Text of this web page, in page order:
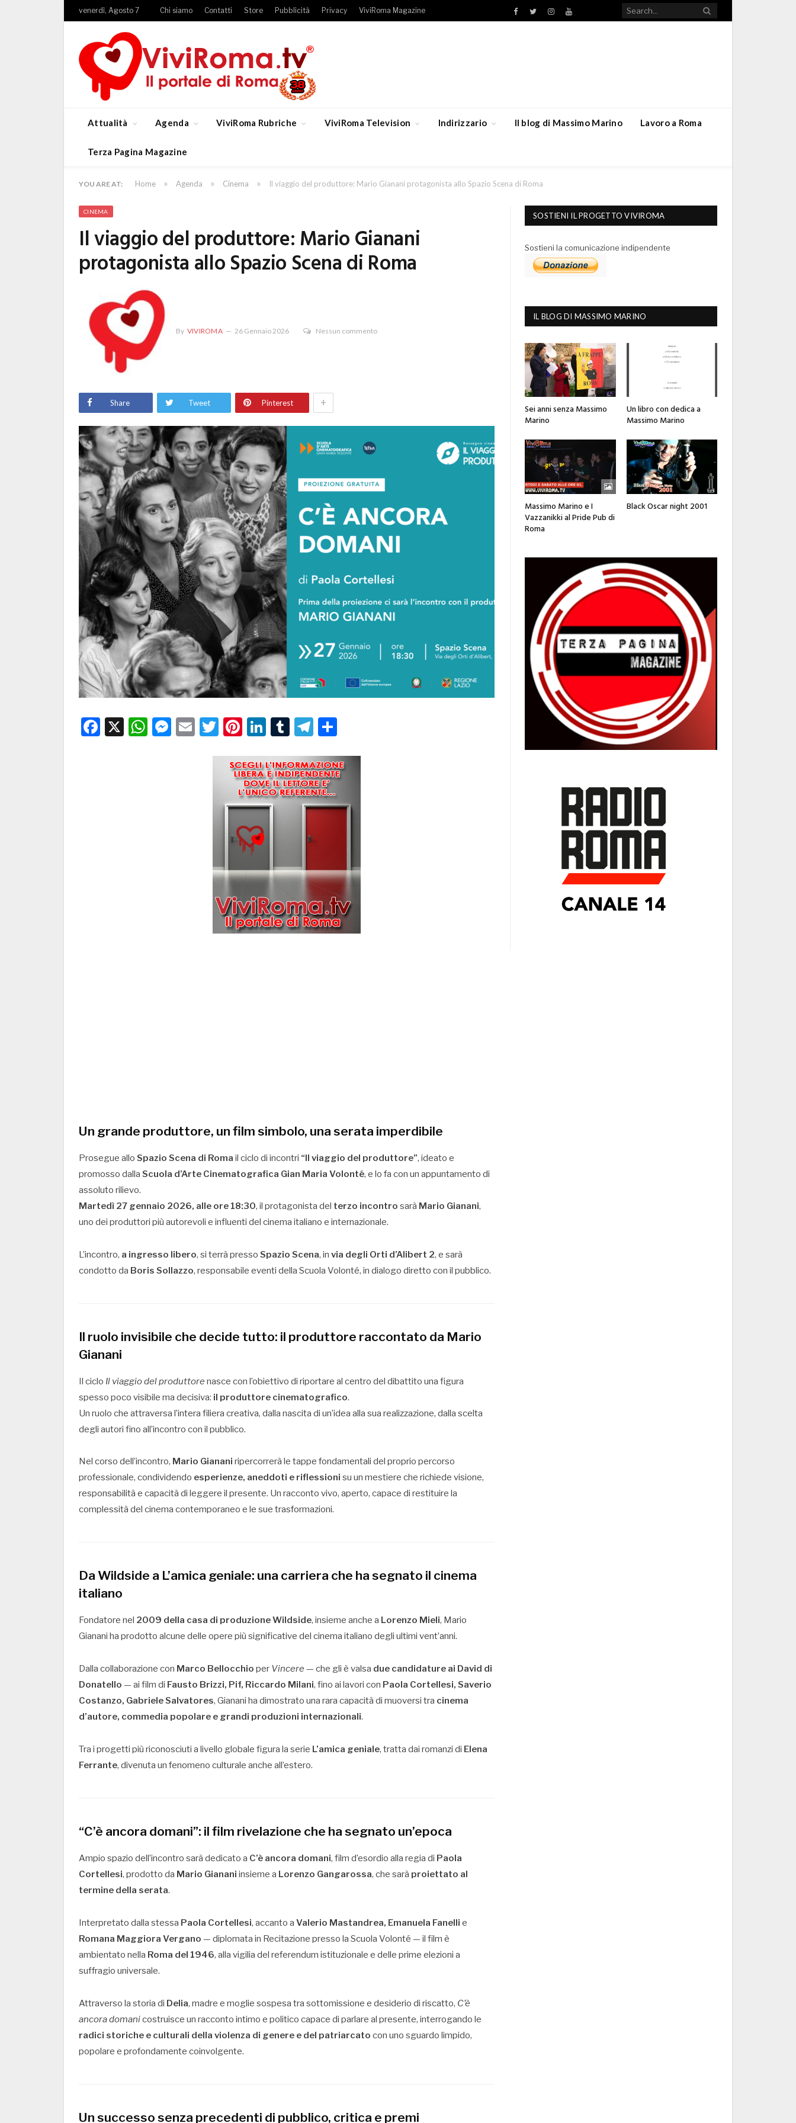
venerdì, Agosto 7 Chi siamo Contatti Store Pubblicità Privacy ViviRoma Magazine Facebook
TwitterInstagramYouTube
Attualità Agenda ViviRoma Rubriche ViviRoma Television Indirizzario Il blog di Massimo Marino Lavoro a Roma
Terza Pagina Magazine
YOU ARE AT: Home » Agenda » Cinema » Il viaggio del produttore: Mario Gianani protagonista allo Spazio Scena di Roma
CINEMA
Il viaggio del produttore: Mario Gianani
protagonista allo Spazio Scena di Roma
By VIVIROMA 26 Gennaio 2026 Nessun commento
Share Tweet Pinterest +
Facebook
X WhatsApp
Messenger
EmailTwitter
Pinterest
LinkedIn
TumblrTelegram
Un grande produttore, un film simbolo, una serata imperdibile
Prosegue allo Spazio Scena di Roma il ciclo di incontri “Il viaggio del produttore”, ideato e
promosso dalla Scuola d’Arte Cinematografica Gian Maria Volonté, e lo fa con un appuntamento di
assoluto rilievo.
Martedì 27 gennaio 2026, alle ore 18:30, il protagonista del terzo incontro sarà Mario Gianani,
uno dei produttori più autorevoli e influenti del cinema italiano e internazionale.
L’incontro, a ingresso libero, si terrà presso Spazio Scena, in via degli Orti d’Alibert 2, e sarà
condotto da Boris Sollazzo, responsabile eventi della Scuola Volonté, in dialogo diretto con il pubblico.
Il ruolo invisibile che decide tutto: il produttore raccontato da Mario
Gianani
Il ciclo Il viaggio del produttore nasce con l’obiettivo di riportare al centro del dibattito una figura
spesso poco visibile ma decisiva: il produttore cinematografico.
Un ruolo che attraversa l’intera filiera creativa, dalla nascita di un’idea alla sua realizzazione, dalla scelta
degli autori fino all’incontro con il pubblico.
Nel corso dell’incontro, Mario Gianani ripercorrerà le tappe fondamentali del proprio percorso
professionale, condividendo esperienze, aneddoti e riflessioni su un mestiere che richiede visione,
responsabilità e capacità di leggere il presente. Un racconto vivo, aperto, capace di restituire la
complessità del cinema contemporaneo e le sue trasformazioni.
Da Wildside a L’amica geniale: una carriera che ha segnato il cinema
italiano
Fondatore nel 2009 della casa di produzione Wildside, insieme anche a Lorenzo Mieli, Mario
Gianani ha prodotto alcune delle opere più significative del cinema italiano degli ultimi vent’anni.
Dalla collaborazione con Marco Bellocchio per Vincere — che gli è valsa due candidature ai David di
Donatello — ai film di Fausto Brizzi, Pif, Riccardo Milani, fino ai lavori con Paola Cortellesi, Saverio
Costanzo, Gabriele Salvatores, Gianani ha dimostrato una rara capacità di muoversi tra cinema
d’autore, commedia popolare e grandi produzioni internazionali.
Tra i progetti più riconosciuti a livello globale figura la serie L’amica geniale, tratta dai romanzi di Elena
Ferrante, divenuta un fenomeno culturale anche all’estero.
“C’è ancora domani”: il film rivelazione che ha segnato un’epoca
Ampio spazio dell’incontro sarà dedicato a C’è ancora domani, film d’esordio alla regia di Paola
Cortellesi, prodotto da Mario Gianani insieme a Lorenzo Gangarossa, che sarà proiettato al
termine della serata.
Interpretato dalla stessa Paola Cortellesi, accanto a Valerio Mastandrea, Emanuela Fanelli e
Romana Maggiora Vergano — diplomata in Recitazione presso la Scuola Volonté — il film è
ambientato nella Roma del 1946, alla vigilia del referendum istituzionale e delle prime elezioni a
suffragio universale.
Attraverso la storia di Delia, madre e moglie sospesa tra sottomissione e desiderio di riscatto, C’è
ancora domanicostruisce un racconto intimo e politico capace di parlare al presente, interrogando le
radici storiche e culturali della violenza di genere e del patriarcato con uno sguardo limpido,
popolare e profondamente coinvolgente.
Un successo senza precedenti di pubblico, critica e premi
SOSTIENI IL PROGETTO VIVIROMA
Sostieni la comunicazione indipendente
IL BLOG DI MASSIMO MARINO
Sei anni senza Massimo
Marino
Un libro con dedica a
Massimo Marino
Massimo Marino e I
Vazzanikki al Pride Pub di
Roma
Black Oscar night 2001